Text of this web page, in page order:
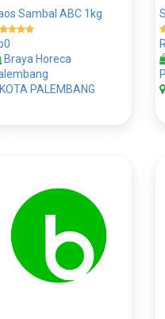
Sambal ABC 1kg
Braya Horeca
KOTA PALEMBANG